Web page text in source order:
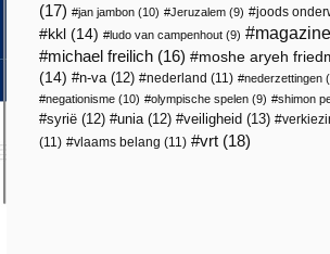
(17)
jan jambon (10) Jeruzalem (9) joods
kkl (14) ludo van campenhout (9) magazine
michael freilich (16)
moshe aryeh
(14)
n-va(12) nederland (11) nederzettingen
negationisme (10) olympische spelen (9) shimon
syrië (12) unia(12) veiligheid (13)
(11)
vlaams belang (11) vrt (18)